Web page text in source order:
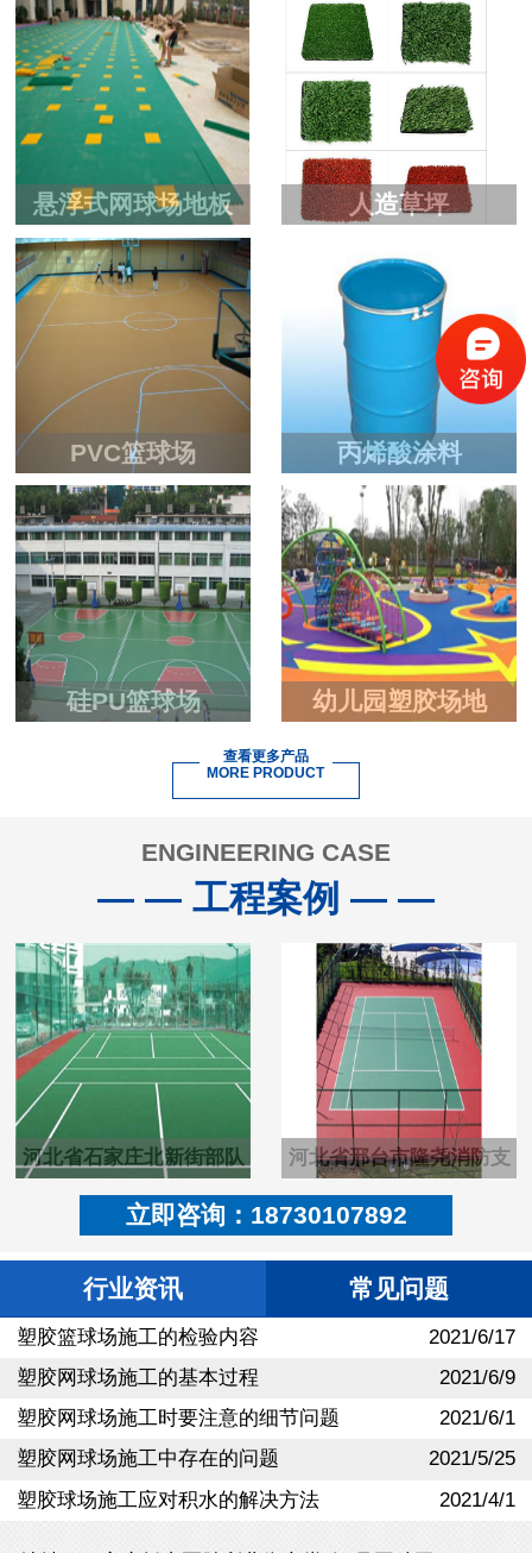
悬浮式网球场地板 人造草坪
PVC篮球场 丙烯酸涂料
硅PU篮球场 幼儿园塑胶场地
查看更多产品
MORE PRODUCT
ENGINEERING CASE
— — 工程案例 — —
河北省石家庄北新街部队
塑胶pu羽毛球场
河北省邢台市隆尧消防支
队硬地丙烯酸篮球场
立即咨询：18730107892
行业资讯 常见问题
2021/6/17
塑胶篮球场施工的检验内容
2021/6/9
塑胶网球场施工的基本过程
2021/6/1
塑胶网球场施工时要注意的细节问题
2021/5/25
塑胶网球场施工中存在的问题
2021/4/1
塑胶球场施工应对积水的解决方法